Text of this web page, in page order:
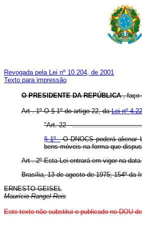
Revogada pela Lei nº 10.204, de 2001
Texto para impressão
O PRESIDENTE DA REPÚBLICA, faço
Art . 1º O § 1º do artigo 22, daLei nº
"Art. 22 -
§ 1º -O DNOCS poderá alienar
bens móveis na forma que
Art . 2º Esta Lei entrará em vigor na
Brasília, 13 de agosto de 1975; 154º da
ERNESTO GEISEL
Maurício Rangel Reis
Este texto não substitui o publicado no DOU